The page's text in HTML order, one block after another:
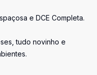
e DCE Completa.
tudo novinho e